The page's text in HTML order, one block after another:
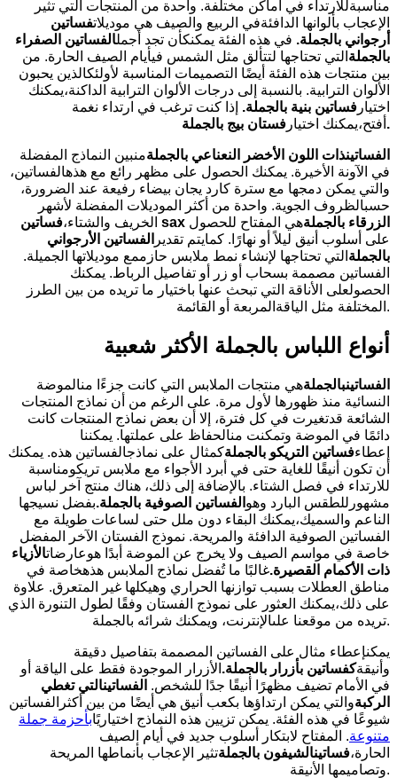
مناسبةللارتداء في أماكن مختلفة. واحدة من المنتجات التي تثير
الإعجاب بألوانها الدافئةفي الربيع والصيف هي موديلاتفساتين
أرجواني بالجملة. في هذه الفئة يمكنكأن تجد أجملالفساتين الصفراء
بالجملة التي تحتاجها لتتألق مثل الشمس فيأيام الصيف الحارة. من
بين منتجات هذه الفئة أيضًا التصميمات المناسبة لأولئكالذين يحبون
الألوان الترابية. بالنسبة إلى درجات الألوان الترابية الداكنة،يمكنك
اختيار فساتين بنية بالجملة. إذا كنت ترغب في ارتداء نغمة
أفتح،يمكنك اختيار فستان بيج بالجملة .
الفساتينذات اللون الأخضر النعناعي بالجملةمنبين النماذج المفضلة
في الآونة الأخيرة. يمكنك الحصول على مظهر رائع مع هذهالفساتين،
والتي يمكن دمجها مع سترة كارد يجان بيضاء رفيعة عند الضرورة،
حسبالظروف الجوية. واحدة من أكثر الموديلات المفضلة لأشهر
الخريف والشتاء،فساتين sax الزرقاء بالجملةهي المفتاح للحصول
على أسلوب أنيق ليلاً أو نهارًا. كمايتم تقدير الفساتين الأرجواني
بالجملة التي تحتاجها لإنشاء نمط ملابس حازممع موديلاتها الجميلة.
الفساتين مصممة بسحاب أو زر أو تفاصيل الرباط. يمكنك
الحصولعلى الأناقة التي تبحث عنها باختيار ما تريده من بين الطرز
المختلفة مثل الياقةالمربعة أو القائمة.
أنواع اللباس بالجملة الأكثر شعبية
الفساتينبالجملةهي منتجات الملابس التي كانت جزءًا منالموضة
النسائية منذ ظهورها لأول مرة. على الرغم من أن نماذج المنتجات
الشائعة قدتغيرت في كل فترة، إلا أن بعض نماذج المنتجات كانت
دائمًا في الموضة وتمكنت منالحفاظ على عملتها. يمكننا
إعطاءفساتين التريكو بالجملةكمثال على نماذجالفساتين هذه. يمكنك
أن تكون أنيقًا للغاية حتى في أبرد الأجواء مع ملابس تريكومناسبة
للارتداء في فصل الشتاء. بالإضافة إلى ذلك، هناك منتج آخر لباس
مشهورللطقس البارد وهو الفساتين الصوفية بالجملة.بفضل نسيجها
الناعم والسميك،يمكنك البقاء دون ملل حتى لساعات طويلة مع
الفساتين الصوفية الدافئة والمريحة. نموذج الفستان الآخر المفضل
خاصة في مواسم الصيف ولا يخرج عن الموضة أبدًا هوعارضاتالأزياء
ذات الأكمام القصيرة.غالبًا ما تُفضل نماذج الملابس هذهخاصة في
مناطق العطلات بسبب توازنها الحراري وهيكلها غير المتعرق. علاوة
على ذلك،يمكنك العثور على نموذج الفستان وفقًا لطول التنورة الذي
تريده من موقعنا علىالإنترنت، ويمكنك شرائه بالجملة.
يمكنإعطاء مثال على الفساتين المصممة بتفاصيل دقيقة
وأنيقةكفساتين بأزرار بالجملة. الأزرار الموجودة فقط على الياقة أو
في الأمام تضيف مظهرًا أنيقًا جدًا للشخص. الفساتينالتي تغطي
الركبةوالتي يمكن ارتداؤها بكعب أنيق هي أيضًا من بين أكثرالفساتين
شيوعًا في هذه الفئة. يمكن تزيين هذه النماذج اختياريًابأحزمة جملة
متنوعة. المفتاح لابتكار أسلوب جديد في أيام الصيف
الحارة،فساتينالشيفون بالجملةتثير الإعجاب بأنماطها المريحة
وتصاميمها الأنيقة.